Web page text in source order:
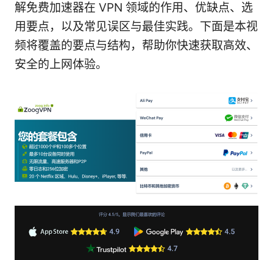
解免费加速器在 VPN 领域的作用、优缺点、选
用要点，以及常见误区与最佳实践。下面是本视
频将覆盖的要点与结构，帮助你快速获取高效、
安全的上网体验。